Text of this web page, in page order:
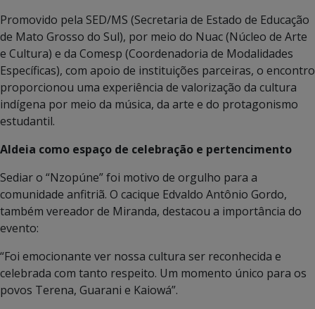
Promovido pela SED/MS (Secretaria de Estado de Educação
de Mato Grosso do Sul), por meio do Nuac (Núcleo de Arte
e Cultura) e da Comesp (Coordenadoria de Modalidades
Específicas), com apoio de instituições parceiras, o encontro
proporcionou uma experiência de valorização da cultura
indígena por meio da música, da arte e do protagonismo
estudantil.
Aldeia como espaço de celebração e pertencimento
Sediar o “Nzopúne” foi motivo de orgulho para a
comunidade anfitriã. O cacique Edvaldo Antônio Gordo,
também vereador de Miranda, destacou a importância do
evento:
“Foi emocionante ver nossa cultura ser reconhecida e
celebrada com tanto respeito. Um momento único para os
povos Terena, Guarani e Kaiowá”.